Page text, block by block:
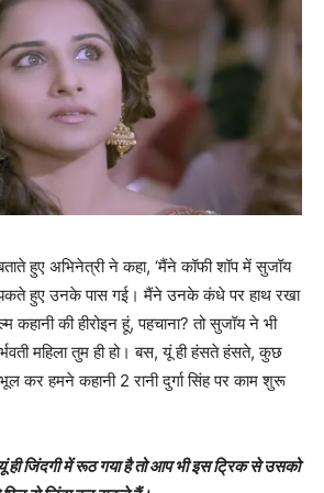
हुए अभिनेत्री ने कहा, ‘मैंने कॉफी शॉप में सुजॉय
हुए उनके पास गई। मैंने उनके कंधे पर हाथ रखा
की हीरोइन हूं, पहचाना? तो सुजॉय ने भी
महिला तुम ही हो। बस, यूं ही हंसते हंसते, कुछ
कर हमने कहानी 2 रानी दुर्गा सिंह पर काम शुरू
ही जिंदगी में रूठ गया है तो आप भी इस ट्रिक से उसको